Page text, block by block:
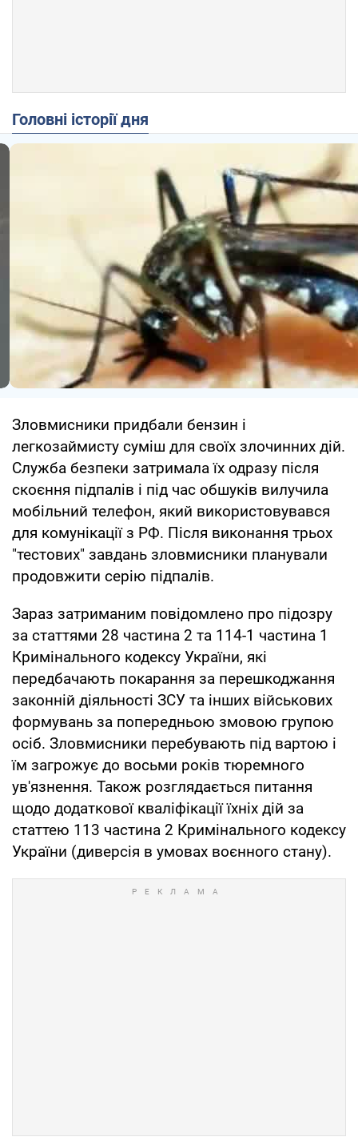
Головні історії дня
Зловмисники придбали бензин і
легкозаймисту суміш для своїх злочинних дій.
Служба безпеки затримала їх одразу після
скоєння підпалів і під час обшуків вилучила
мобільний телефон, який використовувався
для комунікації з РФ. Після виконання трьох
"тестових" завдань зловмисники планували
продовжити серію підпалів.
Зараз затриманим повідомлено про підозру
за статтями 28 частина 2 та 114-1 частина 1
Кримінального кодексу України, які
передбачають покарання за перешкоджання
законній діяльності ЗСУ та інших військових
формувань за попередньою змовою групою
осіб. Зловмисники перебувають під вартою і
їм загрожує до восьми років тюремного
ув'язнення. Також розглядається питання
щодо додаткової кваліфікації їхніх дій за
статтею 113 частина 2 Кримінального кодексу
України (диверсія в умовах воєнного стану).